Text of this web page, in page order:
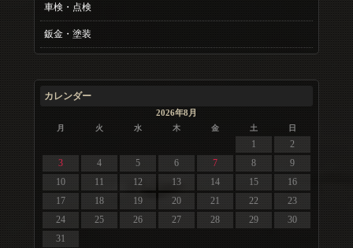
車検・点検
鈑金・塗装
カレンダー
2026年8月
月 火 水 木 金 土 日
1
2
3
4 5 6 7 8
9
10
11 12 13 14 15
16
17
18 19 20 21 22
23
24
25 26 27 28 29
30
31